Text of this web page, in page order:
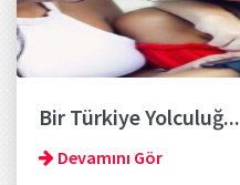
Bir Türkiye Yolculuğ...
Devamını Gör